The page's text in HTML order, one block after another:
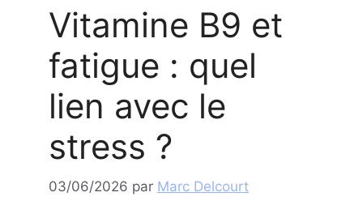
Vitamine B9 et
fatigue : quel
lien avec le
stress ?
03/06/2026 par Marc Delcourt